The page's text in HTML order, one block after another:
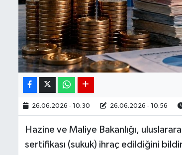
26.06.2026 - 10:30 26.06.2026 - 10:56
Hazine ve Maliye Bakanlığı,
sertifikası (sukuk) ihraç edildiğini
Hakkımızda
İletişim